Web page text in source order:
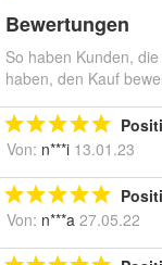
Bewertungen
So haben Kunden,
haben, den Kauf
Von: n***i 13.01.23
Von: n***a 27.05.22